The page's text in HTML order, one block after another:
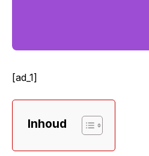
[ad_1]
Inhoud